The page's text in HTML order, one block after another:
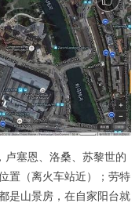
卢塞恩、洛桑、苏黎世的
置（离火车站近）；劳特
是山景房，在自家阳台就